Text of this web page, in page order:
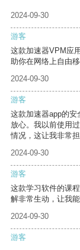
2024-09-30
游客
这款加速器VPM应
助你在网络上自由移
2024-09-30
游客
这款加速器app的
放心。我以前使用
情况，这让我非常担
2024-09-30
游客
这款学习软件的课
解非常生动，让我
2024-09-30
游客